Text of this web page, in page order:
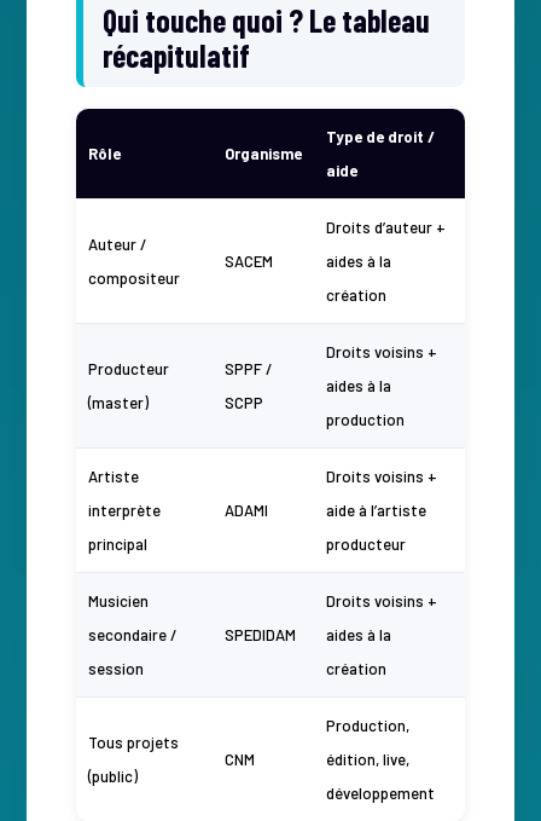
Qui touche quoi ? Le tableau
récapitulatif
Rôle Organisme
Type de droit /
aide
Auteur /
compositeur
SACEM
Droits d’auteur +
aides à la
création
Producteur
(master)
SPPF /
SCPP
Droits voisins +
aides à la
production
Artiste
interprète
principal
ADAMI
Droits voisins +
aide à l’artiste
producteur
Musicien
secondaire /
session
SPEDIDAM
Droits voisins +
aides à la
création
Tous projets
(public)
CNM
Production,
édition, live,
développement